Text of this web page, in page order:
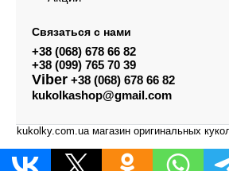
Связаться с нами
+38 (068) 678 66 82
+38 (099) 765 70 39
Viber +38 (068) 678 66 82
kukolkashop@gmail.com
kukolky.com.ua магазин оригинальных